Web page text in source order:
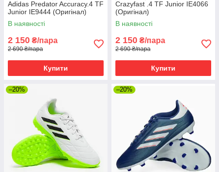
Adidas Predator Accuracy.4 TF
Junior IE9444 (Оригінал)
В наявності
2 150 ₴/пара
2 690 ₴/пара
Купити
Crazyfast .4 TF Junior IE4066
(Оригінал)
В наявності
2 150 ₴/пара
2 690 ₴/пара
Купити
–20% –20%